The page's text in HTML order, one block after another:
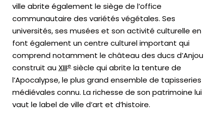
ville abrite également le siège de l’office
communautaire des variétés végétales. Ses
universités, ses musées et son activité culturelle en
font également un centre culturel important qui
comprend notamment le château des ducs d’Anjou
construit au XIIIe siècle qui abrite la tenture de
l’Apocalypse, le plus grand ensemble de tapisseries
médiévales connu. La richesse de son patrimoine lui
vaut le label de ville d’art et d’histoire.